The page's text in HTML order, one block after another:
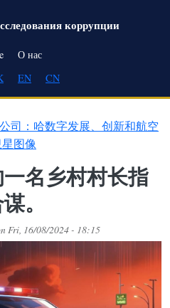
коррупции
navigation
О нас
EN CN
司：哈数字发展、创新和航空
图像
名乡村村长指
。
Fri, 16/08/2024 - 18:15